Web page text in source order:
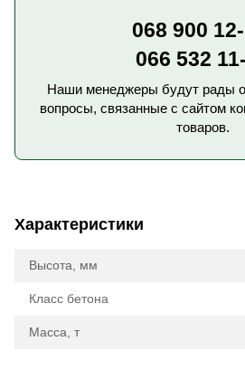
068 900
066 532
Наши менеджеры будут рады
вопросы, связанные с сайтом
товаров.
Характеристики
Высота, мм
Класс бетона
Масса, т